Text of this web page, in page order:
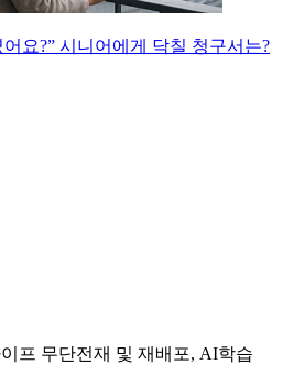
요?” 시니어에게 닥칠 청구서는?
프 무단전재 및 재배포, AI학습